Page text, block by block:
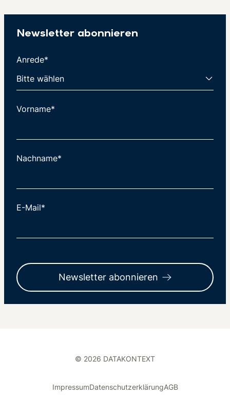
Newsletter abonnieren
Anrede*
Vorname*
Nachname*
E-Mail*
Newsletter abonnieren
© 2026 DATAKONTEXT
ImpressumDatenschutzerklärungAGB